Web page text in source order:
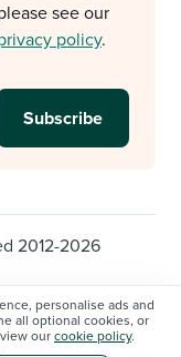
personalise ads and
all optional cookies, or
our cookie policy.
see our
policy.
2012-2026
Settings